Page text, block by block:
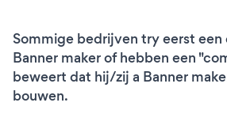
Sommige bedrijven try eerst
Banner maker of hebben een
beweert dat hij/zij a Banner
bouwen.